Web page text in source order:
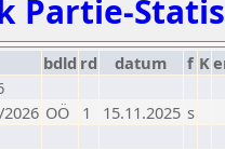
Partie-
bdld rd datum f K
OÖ 1 15.11.2025 s